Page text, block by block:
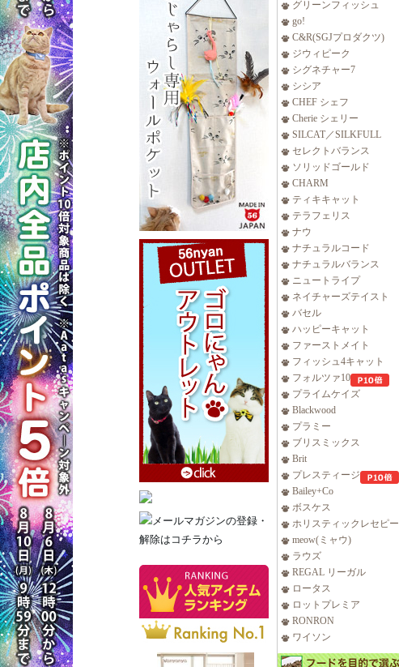
グリーンフィッシュ
go!
C&R(SGJプロダクツ)
ジウィピーク
シグネチャー7
シシア
CHEF シェフ
Cherie シェリー
SILCAT／SILKFULL
セレクトバランス
ソリッドゴールド
CHARM
ティキキャット
テラフェリス
ナウ
ナチュラルコード
ナチュラルバランス
ニュートライプ
ネイチャーズテイスト
バセル
ハッピーキャット
ファーストメイト
フィッシュ4キャット
フォルツァ10
プライムケイズ
Blackwood
プラミー
ブリスミックス
Brit
プレスティージ
Bailey+Co
ボスケス
ホリスティックレセピー
meow(ミャウ)
ラウズ
REGAL リーガル
ロータス
ロットプレミア
RONRON
ワイソン